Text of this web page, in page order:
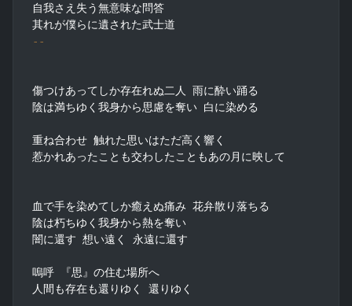
自我さえ失う無意味な問答
--
傷つけあってしか存在れぬ二人 雨に酔い踊る
陰は満ちゆく我身から思慮を奪い 白に染める
重ね合わせ 触れた思いはただ高く響く
惹かれあったことも交わしたこともあの月に映して
血で手を染めてしか癒えぬ痛み 花弁散り落ちる
陰は朽ちゆく我身から熱を奪い
闇に還す 想い遠く 永遠に還す
嗚呼 『思』の住む場所へ
人間も存在も還りゆく 還りゆく